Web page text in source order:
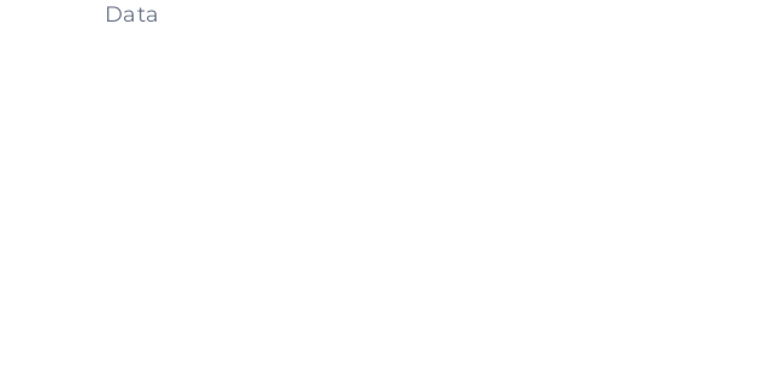
Data